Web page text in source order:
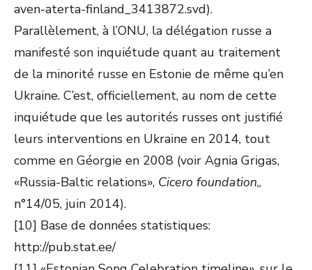
aven-aterta-finland_3413872.svd).
Parallèlement, à l’ONU, la délégation russe a
manifesté son inquiétude quant au traitement
de la minorité russe en Estonie de même qu’en
Ukraine. C’est, officiellement, au nom de cette
inquiétude que les autorités russes ont justifié
leurs interventions en Ukraine en 2014, tout
comme en Géorgie en 2008 (voir Agnia Grigas,
«Russia-Baltic relations», Cicero foundation,,
n°14/05, juin 2014).
[10] Base de données statistiques:
http://pub.stat.ee/